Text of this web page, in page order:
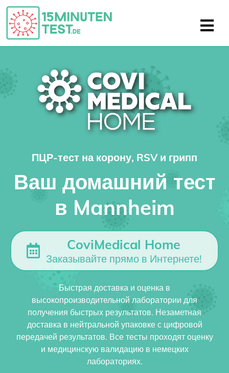
ПЦР-тест на корону, RSV и грипп
Ваш домашний тест
в Mannheim
CoviMedical Home
Заказывайте прямо в Интернете!
Быстрая доставка и оценка в
высокопроизводительной лаборатории для
получения быстрых результатов. Незаметная
доставка в нейтральной упаковке с цифровой
передачей результатов. Все тесты проходят оценку
и медицинскую валидацию в немецких
лабораториях.